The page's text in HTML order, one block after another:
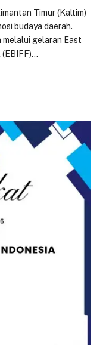
Timur (Kaltim)
budaya daerah.
gelaran East
(EBIFF)…